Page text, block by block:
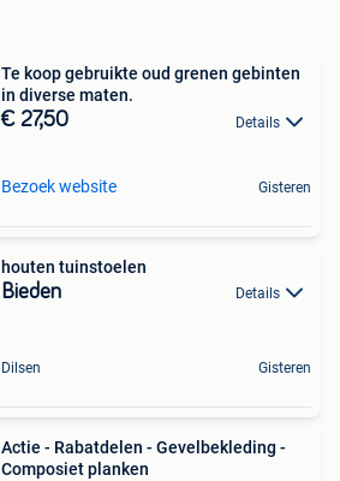
Te koop gebruikte oud grenen gebinten
in diverse maten.
€ 27,50 Details
Bezoek website Gisteren
houten tuinstoelen
Bieden Details
Dilsen Gisteren
Actie - Rabatdelen - Gevelbekleding -
Composiet planken